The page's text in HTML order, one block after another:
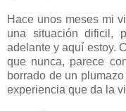
Hace unos meses mi
una situación dificil,
adelante y aquí estoy.
que nunca, parece
borrado de un
experiencia que da la